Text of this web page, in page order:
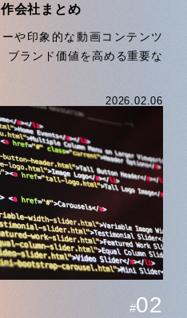
会社まとめ
や印象的な動画コンテンツ
ブランド価値を高める重要な
2026.02.06
#02